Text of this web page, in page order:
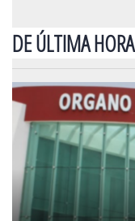
DE ÚLTIMA HORA